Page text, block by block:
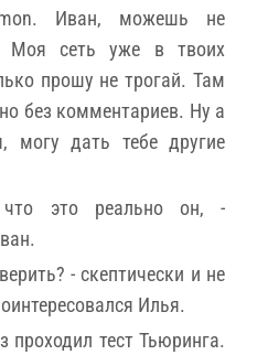
Иван, можешь не
Моя сеть уже в твоих
прошу не трогай. Там
без комментариев. Ну а
могу дать тебе другие
это реально он, -
- скептически и не
Илья.
проходил тест Тьюринга.